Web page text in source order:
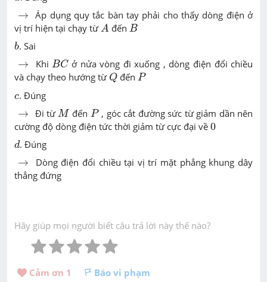
→
→
Áp dụng quy tắc bàn tay phải cho thấy dòng điện ở
vị trí hiện tại chạy từA
A đến B
B
b
b. Sai
→
→ KhiBC
BC ở nửa vòng đi xuống , dòng điện đổi chiều
và chạy theo hướng từ Q
Q đến P
P
c
c. Đúng
→
→ Đi từM
M đến P
P, góc cắt đường sức từ giảm dần nên
cường độ dòng điện tức thời giảm từ cực đại về 0
0
d
d. Đúng
→
→
Dòng điện đổi chiều tại vị trí mặt phẳng khung dây
thẳng đứng
Hãy giúp mọi người biết câu trả lời này thế nào?
Cảm ơn 1 Báo vi phạm